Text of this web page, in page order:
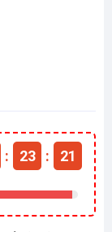
: 23 : 19